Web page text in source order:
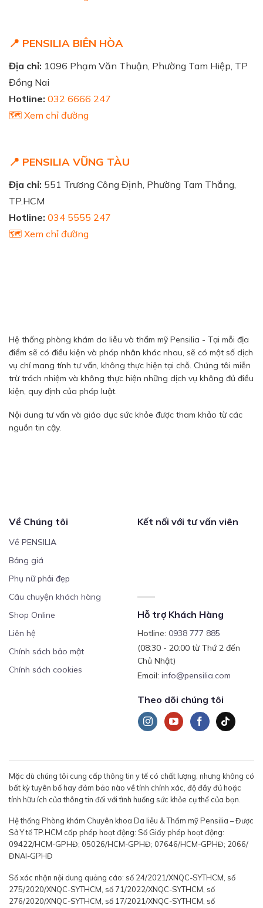
📍 PENSILIA BIÊN HÒA
Địa chỉ: 1096 Phạm Văn Thuận, Phường Tam Hiệp, TP
Đồng Nai
Hotline: 032 6666 247
🗺️ Xem chỉ đường
📍 PENSILIA VŨNG TÀU
Địa chỉ: 551 Trương Công Định, Phường Tam Thắng,
TP.HCM
Hotline: 034 5555 247
🗺️ Xem chỉ đường
Hệ thống phòng khám da liễu và thẩm mỹ Pensilia - Tại mỗi địa
điểm sẽ có điều kiện và pháp nhân khác nhau, sẽ có một số dịch
vụ chỉ mang tính tư vấn, không thực hiện tại chỗ. Chúng tôi miễn
trừ trách nhiệm và không thực hiện những dịch vụ không đủ điều
kiện, quy định của pháp luật.
Nội dung tư vấn và giáo dục sức khỏe được tham khảo từ các
nguồn tin cậy.
Về Chúng tôi
Về PENSILIA
Bảng giá
Phụ nữ phải đẹp
Câu chuyện khách hàng
Shop Online
Liên hệ
Chính sách bảo mật
Chính sách cookies
Kết nối với tư vấn viên
Hỗ trợ Khách Hàng
Hotline: 0938 777 885
(08:30 - 20:00 từ Thứ 2 đến
Chủ Nhật)
Email: info@pensilia.com
Theo dõi chúng tôi
Mặc dù chúng tôi cung cấp thông tin y tế có chất lượng, nhưng không có
bất kỳ tuyên bố hay đảm bảo nào về tính chính xác, độ đầy đủ hoặc
tính hữu ích của thông tin đối với tình huống sức khỏe cụ thể của bạn.
Hệ thống Phòng khám Chuyên khoa Da liễu & Thẩm mỹ Pensilia – Được
Sở Y tế TP.HCM cấp phép hoạt động: Số Giấy phép hoạt động:
09422/HCM-GPHĐ; 05026/HCM-GPHĐ; 07646/HCM-GPHĐ; 2066/
ĐNAI-GPHĐ
Số xác nhận nội dung quảng cáo: số 24/2021/XNQC-SYTHCM, số
275/2020/XNQC-SYTHCM, số 71/2022/XNQC-SYTHCM, số
276/2020/XNQC-SYTHCM, số 17/2021/XNQC-SYTHCM, số